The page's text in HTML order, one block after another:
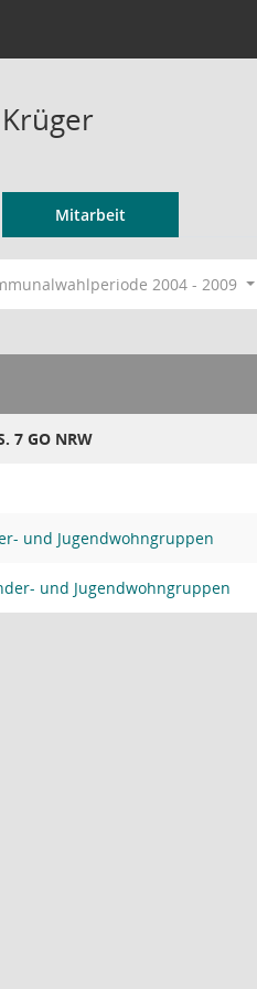
Mitarbeit
2004 - 2009
7 GO NRW
und Jugendwohngruppen
und Jugendwohngruppen